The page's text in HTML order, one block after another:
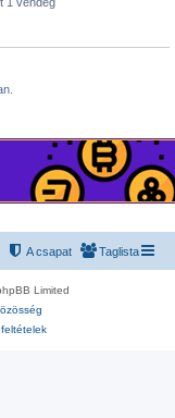
Taglista
A csapat
Limited